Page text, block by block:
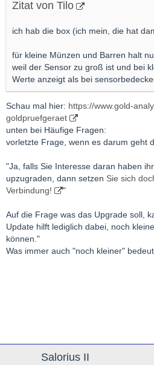
Zitat von Tilo
ich hab die box (ich mein, die hat
für kleine Münzen und Barren halt
weil der Sensor zu groß ist und bei
Werte anzeigt als bei
Schau mal hier: https://www.gold-
goldpruefgeraet
unten bei Häufige Fragen:
vorletzte Frage, wenn es darum geht
"Ja, falls Sie Interesse daran haben
upzugraden, dann setzen Sie sich
Verbindung!
"
Auf die Frage was das Upgrade soll,
Update hilft lediglich dabei, noch
können."
Was immer auch "noch kleiner"
Salorius II